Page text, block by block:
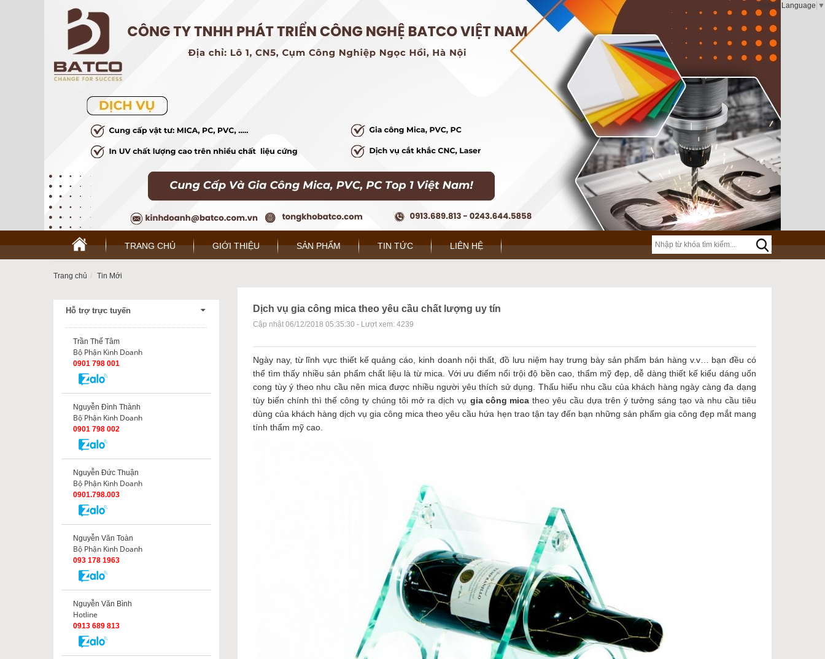
Select Language ▼
TRANG CHỦ GIỚI THIỆU SẢN PHẨM TIN TỨC LIÊN HỆ
Trang chủ Tin Mới
Hỗ trợ trực tuyến
Trần Thế Tâm
Bộ Phận Kinh Doanh
0901 798 001
Nguyễn Đình Thành
Bộ Phận Kinh Doanh
0901 798 002
Nguyễn Đức Thuận
Bộ Phận Kinh Doanh
0901.798.003
Nguyễn Văn Toàn
Bộ Phận Kinh Doanh
093 178 1963
Nguyễn Văn Bình
Hotline
0913 689 813
Dịch vụ gia công mica theo yêu cầu chất lượng uy tín
Cập nhật 06/12/2018 05:35:30 - Lượt xem: 4239
Ngày nay, từ lĩnh vực thiết kế quảng cáo, kinh doanh nội thất, đồ lưu niệm hay trưng bày sản phẩm bán hàng v.v… bạn đều có
thể tìm thấy nhiều sản phẩm chất liệu là từ mica. Với ưu điểm nổi trội độ bền cao, thẩm mỹ đẹp, dễ dàng thiết kế kiểu dáng uốn
cong tùy ý theo nhu cầu nên mica được nhiều người yêu thích sử dụng. Thấu hiểu nhu cầu của khách hàng ngày càng đa dạng
tùy biến chính thì thế công ty chúng tôi mở ra dịch vụ gia công micatheo yêu cầu dựa trên ý tưởng sáng tạo và nhu cầu tiêu
dùng của khách hàng dịch vụ gia công mica theo yêu cầu hứa hẹn trao tận tay đến bạn những sản phẩm gia công đẹp mắt mang
tính thẩm mỹ cao.